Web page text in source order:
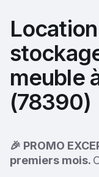
meuble
(78390)
🎉 PROMO
premiers mois.